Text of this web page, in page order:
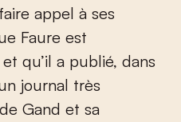
appel à ses
Faure est
qu’il a publié, dans
journal très
Gand et sa